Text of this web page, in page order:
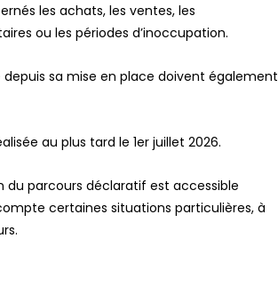
les achats, les ventes, les
ou les périodes d’inoccupation.
sa mise en place doivent également
au plus tard le 1er juillet 2026.
du parcours déclaratif est accessible
certaines situations particulières, à